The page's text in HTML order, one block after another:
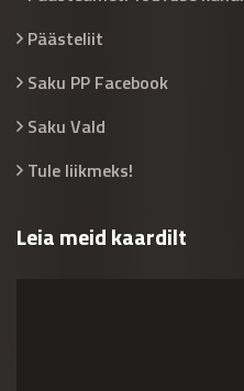
Päästeliit
Saku PP Facebook
Saku Vald
Tule liikmeks!
Leia meid kaardilt